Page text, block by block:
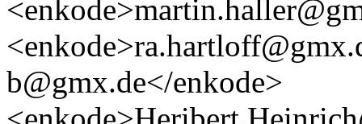
b@gmx.de</enkode>